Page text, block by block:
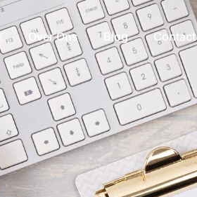
Over Ons Blog Contact